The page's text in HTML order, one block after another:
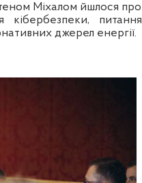
Міхалом йшлося про
кібербезпеки, питання
джерел енергії.